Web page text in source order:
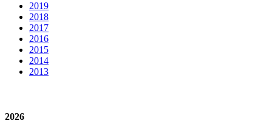
2019
2018
2017
2016
2015
2014
2013
2026